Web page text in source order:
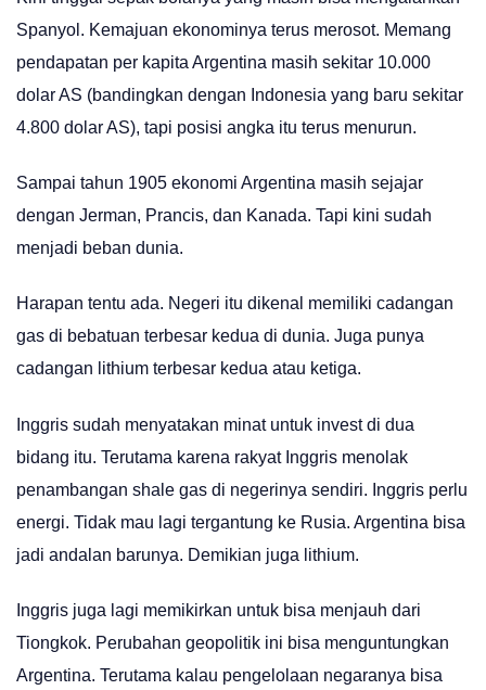
Spanyol. Kemajuan ekonominya terus merosot. Memang
pendapatan per kapita Argentina masih sekitar 10.000
dolar AS (bandingkan dengan Indonesia yang baru sekitar
4.800 dolar AS), tapi posisi angka itu terus menurun.
Sampai tahun 1905 ekonomi Argentina masih sejajar
dengan Jerman, Prancis, dan Kanada. Tapi kini sudah
menjadi beban dunia.
Harapan tentu ada. Negeri itu dikenal memiliki cadangan
gas di bebatuan terbesar kedua di dunia. Juga punya
cadangan lithium terbesar kedua atau ketiga.
Inggris sudah menyatakan minat untuk invest di dua
bidang itu. Terutama karena rakyat Inggris menolak
penambangan shale gas di negerinya sendiri. Inggris perlu
energi. Tidak mau lagi tergantung ke Rusia. Argentina bisa
jadi andalan barunya. Demikian juga lithium.
Inggris juga lagi memikirkan untuk bisa menjauh dari
Tiongkok. Perubahan geopolitik ini bisa menguntungkan
Argentina. Terutama kalau pengelolaan negaranya bisa